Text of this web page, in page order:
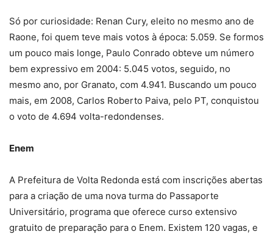
Só por curiosidade: Renan Cury, eleito no mesmo ano de
Raone, foi quem teve mais votos à época: 5.059. Se formos
um pouco mais longe, Paulo Conrado obteve um número
bem expressivo em 2004: 5.045 votos, seguido, no
mesmo ano, por Granato, com 4.941. Buscando um pouco
mais, em 2008, Carlos Roberto Paiva, pelo PT, conquistou
o voto de 4.694 volta-redondenses.
Enem
A Prefeitura de Volta Redonda está com inscrições abertas
para a criação de uma nova turma do Passaporte
Universitário, programa que oferece curso extensivo
gratuito de preparação para o Enem. Existem 120 vagas, e